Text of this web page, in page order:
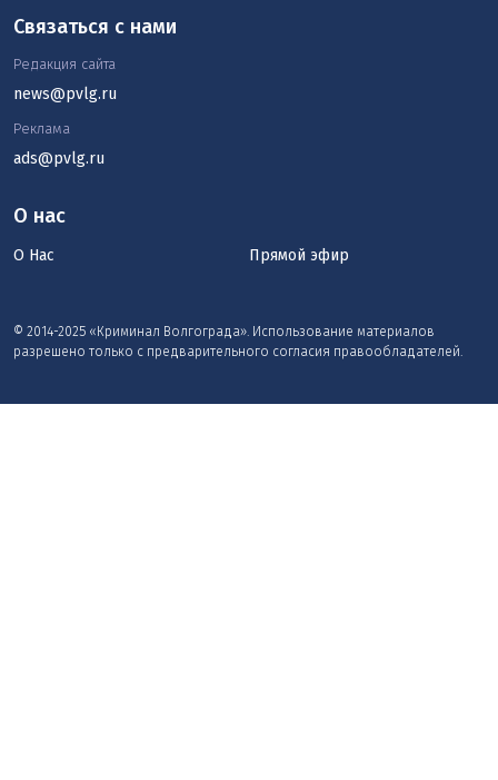
О нас
О Нас Прямой эфир
© 2014-2025 «Криминал Волгограда». Использование материалов
разрешено только с предварительного согласия правообладателей.
Связаться с нами
Редакция сайта
news@pvlg.ru
Реклама
ads@pvlg.ru